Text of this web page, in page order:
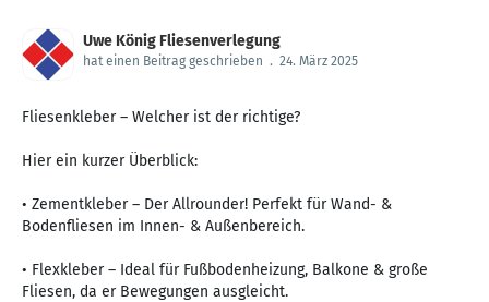
Uwe König Fliesenverlegung
hat einen Beitrag geschrieben . 24. März 2025
Fliesenkleber – Welcher ist der richtige?
Hier ein kurzer Überblick:
• Zementkleber – Der Allrounder! Perfekt für Wand- &
Bodenfliesen im Innen- & Außenbereich.
• Flexkleber – Ideal für Fußbodenheizung, Balkone & große
Fliesen, da er Bewegungen ausgleicht.